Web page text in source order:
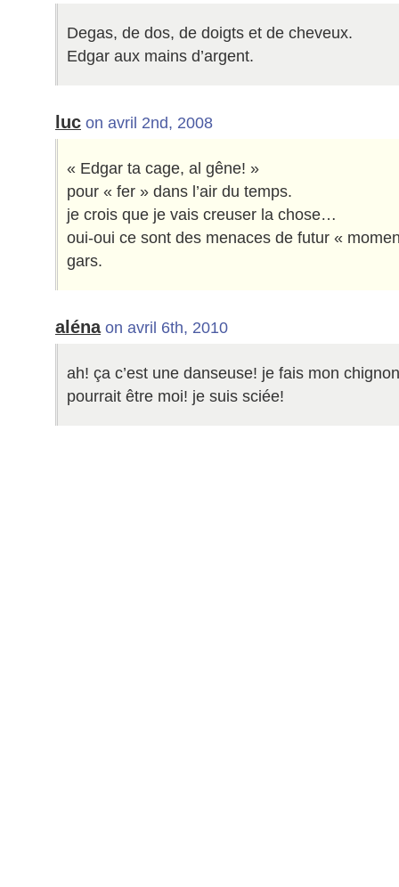
Degas, de dos, de doigts et de cheveux.
Edgar aux mains d’argent.
luc on avril 2nd, 2008
« Edgar ta cage, al gêne! »
pour « fer » dans l’air du temps.
je crois que je vais creuser la chose…
oui-oui ce sont des menaces de futur «
gars.
alénaon avril 6th, 2010
ah! ça c’est une danseuse! je fais mon
pourrait être moi! je suis sciée!